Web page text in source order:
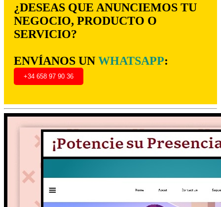
¿DESEAS QUE ANUNCIEMOS TU
NEGOCIO, PRODUCTO O
SERVICIO?
ENVÍANOS UN WHATSAPP:
+34 658 97 90 36